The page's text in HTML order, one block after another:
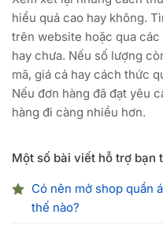
hiểu quả cao hay không.
trên website hoặc qua
hay chưa. Nếu số lượng
mã, giá cả hay cách thức
Nếu đơn hàng đã đạt yêu
hàng đi càng nhiều hơn.
Một số bài viết hỗ trợ bạn
Có nên mở shop quần
thế nào?